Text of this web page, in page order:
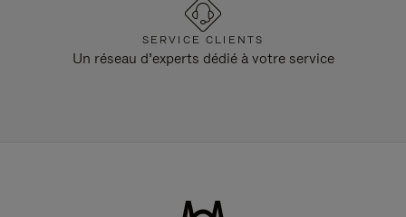
SERVICE CLIENTS
Un réseau d’experts dédié à votre service